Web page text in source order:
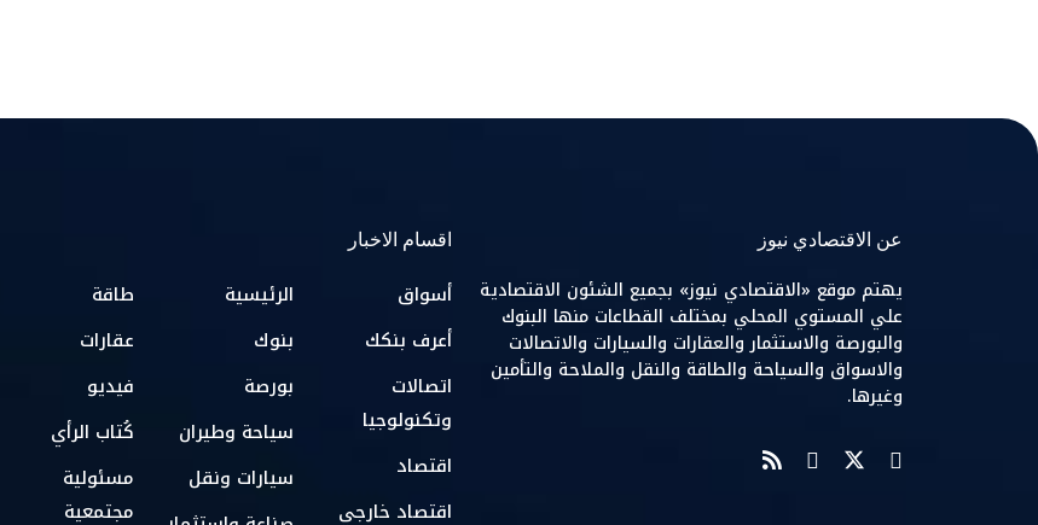
عن الاقتصادي نيوز
يهتم موقع «الاقتصادي نيوز» بجميع الشئون الاقتصادية
علي المستوي المحلي بمختلف القطاعات منها البنوك
والبورصة والاستثمار والعقارات والسيارات والاتصالات
والاسواق والسياحة والطاقة والنقل والملاحة والتأمين
وغيرها.
اقسام الاخبار
أسواق
أعرف بنكك
اتصالات
وتكنولوجيا
اقتصاد
اقتصاد خارجي
الرئيسية
بنوك
بورصة
سياحة وطيران
سيارات ونقل
طاقة
عقارات
فيديو
كُتاب الرأي
مسئولية
مجتمعية